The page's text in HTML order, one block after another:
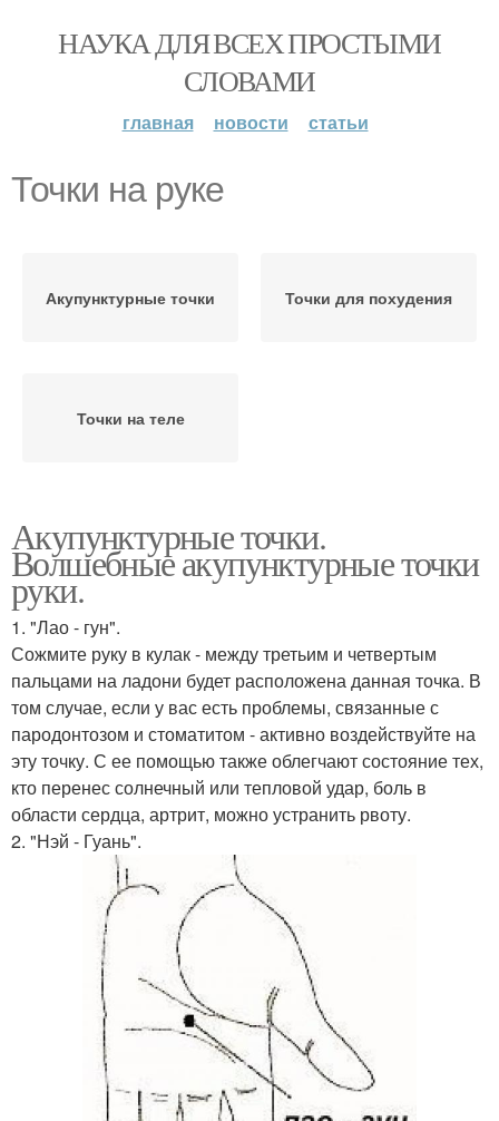
НАУКА ДЛЯ ВСЕХ ПРОСТЫМИ
СЛОВАМИ
главная новости статьи
Точки на руке
Акупунктурные точки Точки для похудения
Точки на теле
Акупунктурные точки.
Волшебные акупунктурные точки
руки.
1. "Лао - гун".
Сожмите руку в кулак - между третьим и четвертым
пальцами на ладони будет расположена данная точка. В
том случае, если у вас есть проблемы, связанные с
пародонтозом и стоматитом - активно воздействуйте на
эту точку. С ее помощью также облегчают состояние тех,
кто перенес солнечный или тепловой удар, боль в
области сердца, артрит, можно устранить рвоту.
2. "Нэй - Гуань".